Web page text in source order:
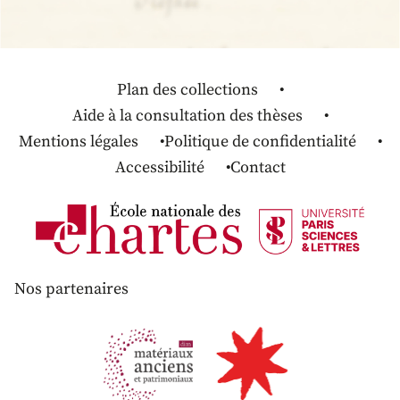
Plan des collections
Aide à la consultation des thèses
Mentions légales
Politique de confidentialité
Accessibilité
Contact
Nos partenaires